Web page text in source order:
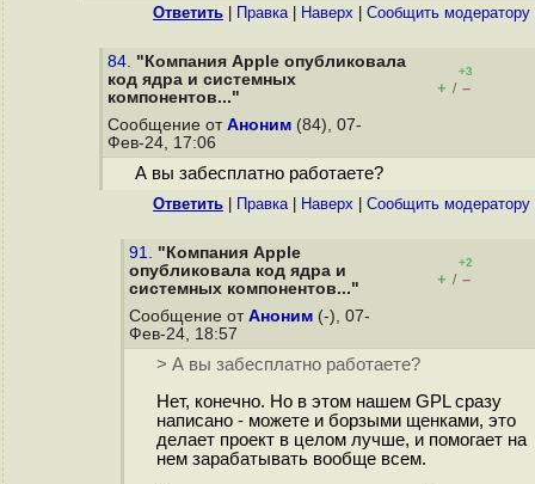
Ответить Правка| Наверх Cообщить модератору
84. "Компания Apple опубликовала
код ядра и системных
компонентов..."
+3
+ / –
Сообщение от Аноним (84), 07-
Фев-24, 17:06
А вы забесплатно работаете?
Ответить Правка| Наверх Cообщить модератору
91. "Компания Apple
опубликовала код ядра и
системных компонентов..."
+2
+ / –
Сообщение от Аноним (-), 07-
Фев-24, 18:57
> А вы забесплатно работаете?
Нет, конечно. Но в этом нашем GPL сразу
написано - можете и борзыми щенками, это
делает проект в целом лучше, и помогает на
нем зарабатывать вообще всем.